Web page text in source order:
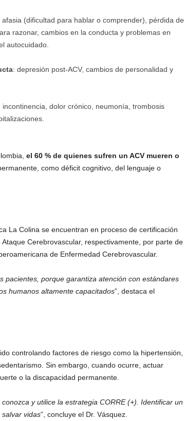
afasia (dificultad para hablar o comprender), pérdida de
razonar, cambios en la conducta y problemas en
autocuidado.
: depresión post-ACV, cambios de personalidad y
incontinencia, dolor crónico, neumonía, trombosis
el 60 % de quienes sufren un ACV mueren o
como déficit cognitivo, del lenguaje o
La Colina se encuentran en proceso de certificación
Cerebrovascular, respectivamente, por parte de
de Enfermedad Cerebrovascular.
pacientes, porque garantiza atención con estándares
humanos altamente capacitados”, destaca el
controlando factores de riesgo como la hipertensión,
Sin embargo, cuando ocurre, actuar
o la discapacidad permanente.
y utilice la estrategia CORRE (+). Identificar un
vidas”, concluye el Dr. Vásquez.